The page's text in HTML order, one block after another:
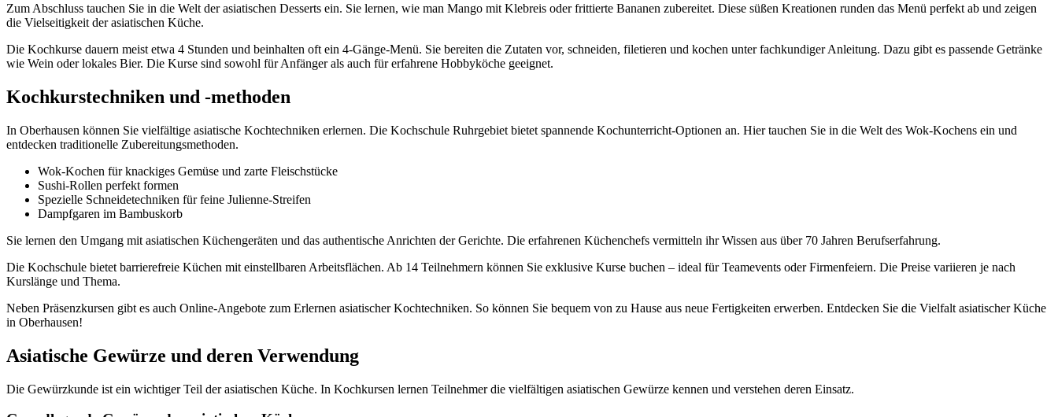
Zum Abschluss tauchen Sie in die Welt der asiatischen Desserts ein. Sie lernen, wie man Mango mit Klebreis oder frittierte Bananen zubereitet. Diese süßen Kreationen runden das Menü perfekt ab und zeigen
die Vielseitigkeit der asiatischen Küche.
Die Kochkurse dauern meist etwa 4 Stunden und beinhalten oft ein 4-Gänge-Menü. Sie bereiten die Zutaten vor, schneiden, filetieren und kochen unter fachkundiger Anleitung. Dazu gibt es passende Getränke
wie Wein oder lokales Bier. Die Kurse sind sowohl für Anfänger als auch für erfahrene Hobbyköche geeignet.
Kochkurstechniken und -methoden
In Oberhausen können Sie vielfältige asiatische Kochtechniken erlernen. Die Kochschule Ruhrgebiet bietet spannende Kochunterricht-Optionen an. Hier tauchen Sie in die Welt des Wok-Kochens ein und
entdecken traditionelle Zubereitungsmethoden.
Wok-Kochen für knackiges Gemüse und zarte Fleischstücke
Sushi-Rollen perfekt formen
Spezielle Schneidetechniken für feine Julienne-Streifen
Dampfgaren im Bambuskorb
Sie lernen den Umgang mit asiatischen Küchengeräten und das authentische Anrichten der Gerichte. Die erfahrenen Küchenchefs vermitteln ihr Wissen aus über 70 Jahren Berufserfahrung.
Die Kochschule bietet barrierefreie Küchen mit einstellbaren Arbeitsflächen. Ab 14 Teilnehmern können Sie exklusive Kurse buchen – ideal für Teamevents oder Firmenfeiern. Die Preise variieren je nach
Kurslänge und Thema.
Neben Präsenzkursen gibt es auch Online-Angebote zum Erlernen asiatischer Kochtechniken. So können Sie bequem von zu Hause aus neue Fertigkeiten erwerben. Entdecken Sie die Vielfalt asiatischer Küche
in Oberhausen!
Asiatische Gewürze und deren Verwendung
Die Gewürzkunde ist ein wichtiger Teil der asiatischen Küche. In Kochkursen lernen Teilnehmer die vielfältigen asiatischen Gewürze kennen und verstehen deren Einsatz.